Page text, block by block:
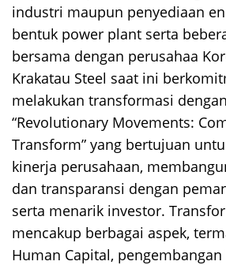
industri maupun penyediaan
bentuk power plant serta
bersama dengan perusahaa
Krakatau Steel saat ini
melakukan transformasi
“Revolutionary Movements:
Transform” yang bertujuan
kinerja perusahaan,
dan transparansi dengan
serta menarik investor.
mencakup berbagai aspek,
Human Capital,